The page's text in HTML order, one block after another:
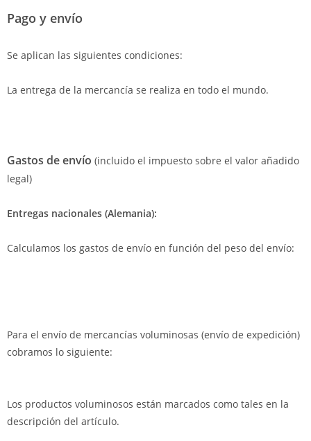
Pago y envío
Se aplican las siguientes condiciones:
La entrega de la mercancía se realiza en todo el mundo.
Gastos de envío (incluido el impuesto sobre el valor añadido
legal)
Entregas nacionales (Alemania):
Calculamos los gastos de envío en función del peso del envío:
Para el envío de mercancías voluminosas (envío de expedición)
cobramos lo siguiente:
Los productos voluminosos están marcados como tales en la
descripción del artículo.